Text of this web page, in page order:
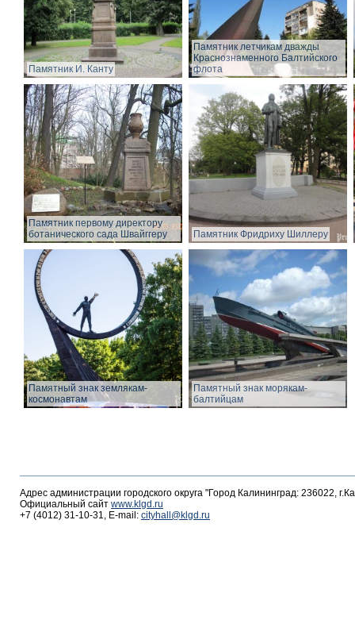
Памятник И. Канту
Памятник летчикам дважды
Краснознаменного Балтийского
флота
Памятник первому директору
ботанического сада Швайггеру
Памятник Фридриху Шиллеру
Памятный знак землякам-
космонавтам
Памятный знак морякам-
балтийцам
Адрес администрации городского округа "Город Калининград: 236022,
Официальный сайт www.klgd.ru
+7 (4012) 31-10-31, E-mail: cityhall@klgd.ru